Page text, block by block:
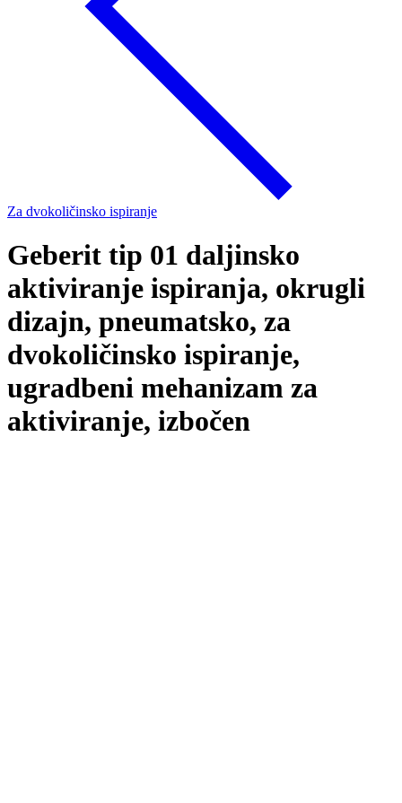
Za dvokoličinsko ispiranje
Geberit tip 01 daljinsko
aktiviranje ispiranja, okrugli
dizajn, pneumatsko, za
dvokoličinsko ispiranje,
ugradbeni mehanizam za
aktiviranje, izbočen